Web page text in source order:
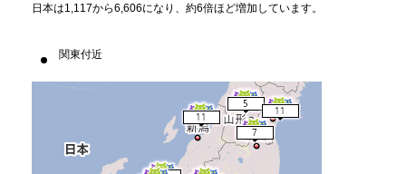
日本は1,117から6,606になり、約6倍ほど増加しています。
関東付近